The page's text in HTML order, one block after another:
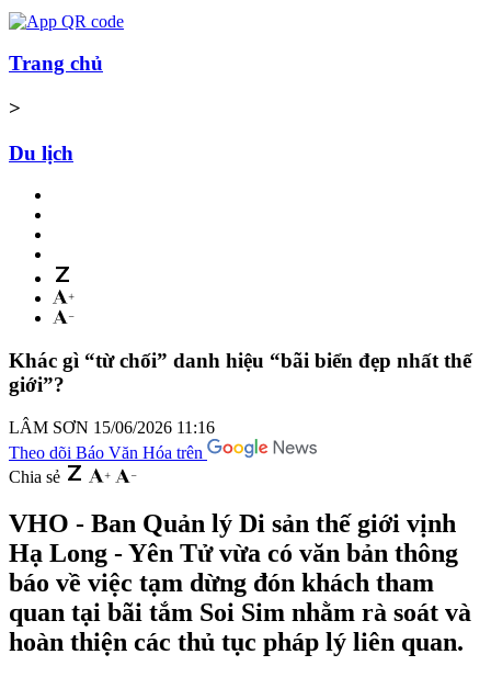
Trang chủ
>
Du lịch
Khác gì “từ chối” danh hiệu “bãi biển đẹp nhất thế
giới”?
LÂM SƠN 15/06/2026 11:16
Theo dõi Báo Văn Hóa trên
Chia sẻ
VHO - Ban Quản lý Di sản thế giới vịnh
Hạ Long - Yên Tử vừa có văn bản thông
báo về việc tạm dừng đón khách tham
quan tại bãi tắm Soi Sim nhằm rà soát và
hoàn thiện các thủ tục pháp lý liên quan.